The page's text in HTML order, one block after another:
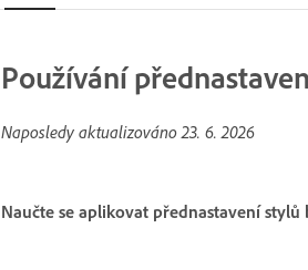
Používání
Naposledy aktualizováno23. 6. 2026
Naučte se aplikovat přednastavení